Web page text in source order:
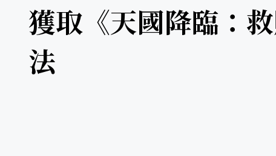
獲取《天國降臨：
法